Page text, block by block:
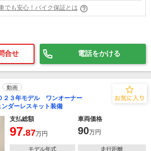
でも安心！バイク保証とは
合せ 電話をかける
動画
２３年モデル ワンオーナー
ダーレスキット装備
支払総額
車両価格
97.87万円 90万円
モデル年式
走行距離